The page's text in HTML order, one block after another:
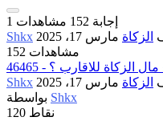
1 إجابة 152 مشاهدات
Shkx
الزكاة مارس 17، 2025
152 مشاهدات
مال الزكاة للاقارب ؟
Shkx
الزكاة مارس 17، 2025
Shkx
120 نقاط